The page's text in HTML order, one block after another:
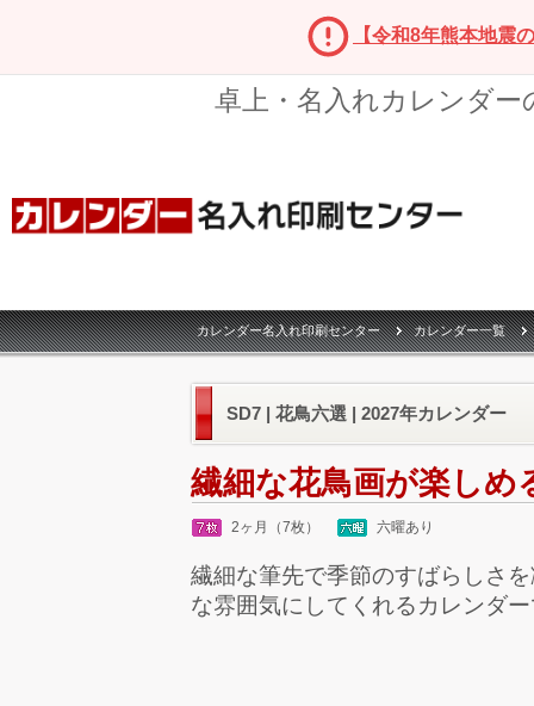
【令和8年熊本地震
卓上・名入れカレンダ
カレンダー名入れ印刷センター カレンダー一覧
SD7 | 花鳥六選 | 2027年カレンダー
繊細な花鳥画が楽しめ
2ヶ月（7枚） 六曜あり
繊細な筆先で季節のすばらしさ
な雰囲気にしてくれるカレンダ